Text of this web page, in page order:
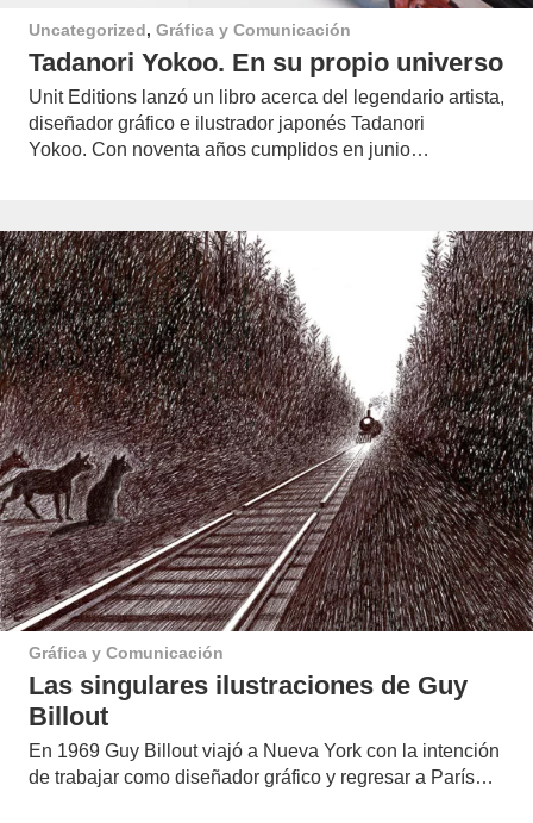
Uncategorized, Gráfica y Comunicación
Tadanori Yokoo. En su propio universo
Unit Editions lanzó un libro acerca del legendario artista,
diseñador gráfico e ilustrador japonés Tadanori
Yokoo. Con noventa años cumplidos en junio…
Gráfica y Comunicación
Las singulares ilustraciones de Guy
Billout
En 1969 Guy Billout viajó a Nueva York con la intención
de trabajar como diseñador gráfico y regresar a París…